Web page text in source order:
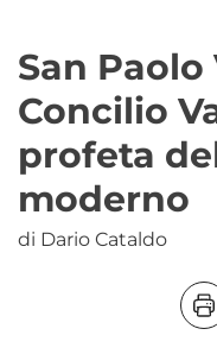
San Paolo
Concilio
profeta
moderno
di Dario Cataldo